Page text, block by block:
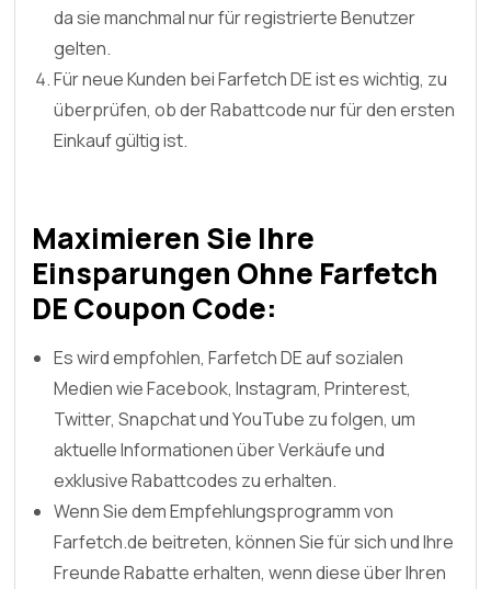
da sie manchmal nur für registrierte Benutzer
gelten.
Für neue Kunden bei Farfetch DE ist es wichtig, zu
überprüfen, ob der Rabattcode nur für den ersten
Einkauf gültig ist.
Maximieren Sie Ihre
Einsparungen Ohne Farfetch
DE Coupon Code:
Es wird empfohlen, Farfetch DE auf sozialen
Medien wie Facebook, Instagram, Printerest,
Twitter, Snapchat und YouTube zu folgen, um
aktuelle Informationen über Verkäufe und
exklusive Rabattcodes zu erhalten.
Wenn Sie dem Empfehlungsprogramm von
Farfetch.de beitreten, können Sie für sich und Ihre
Freunde Rabatte erhalten, wenn diese über Ihren